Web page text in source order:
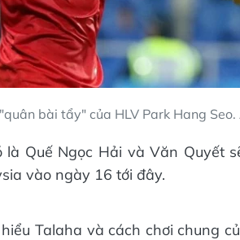
bài tẩy" của HLV Park Hang Seo.
Quế Ngọc Hải và Văn Quyết
vào ngày 16 tới đây.
Talaha và cách chơi chung